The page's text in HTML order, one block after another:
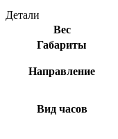
Детали
Вес
Габариты
Направление
Вид часов